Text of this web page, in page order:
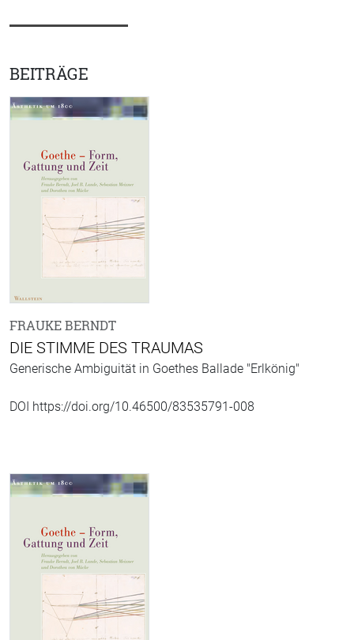
BEITRÄGE
FRAUKE BERNDT
DIE STIMME DES TRAUMAS
Generische Ambiguität in Goethes Ballade "Erlkönig"
DOI https://doi.org/10.46500/83535791-008